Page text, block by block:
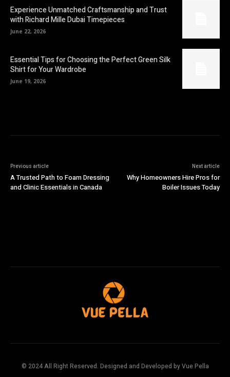
Experience Unmatched Craftsmanship and Trust
with Richard Mille Dubai Timepieces
June 22, 2026
Essential Tips for Choosing the Perfect Green Silk
Shirt for Your Wardrobe
June 19, 2026
Previous article
A Trusted Path to Foam Dressing
and Clinic Essentials in Canada
Next article
Why Homeowners Hire Pros for
Boiler Issues Today
© 2024 All Right Reserved. Designed and Developed by Vue Pella